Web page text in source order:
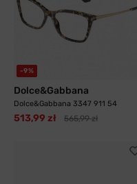
-9%
Dolce&Gabbana
Dolce&Gabbana 3347 911 54
513,99 zł 565,99 zł